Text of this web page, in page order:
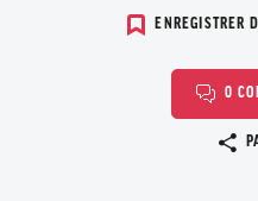
ENREGISTRER
0